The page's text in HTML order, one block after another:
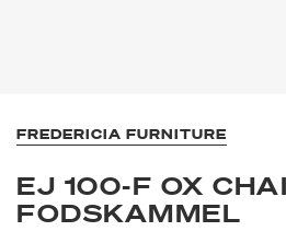
FREDERICIA FURNITURE
EJ 100-F OX
FODSKAMMEL